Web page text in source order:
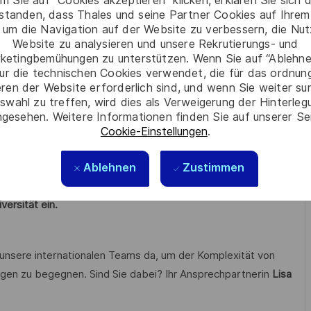
dass Thales und seine Partner Cookies auf
um die Navigation auf der Website zu verbessern, die
Website zu analysieren und unsere Rekrutierungs- und
zu unterstützen. Wenn Sie auf
die technischen Cookies verwendet, die für das
der Website erforderlich sind, und wenn Sie weiter
zu treffen, wird dies als Verweigerung der
Weitere Informationen finden Sie auf unserer
Cookie-Einstellungen.
Ablehnen Zustimmen
in einem dynamischen Umfeld
Kenntnisse im IT-Service-Management
und Entwicklung in Schlüsseltechnologien wie
Technologien.
22,1 Milliarden Euro.
wir zukunftsweisende Perspektiven, verwirklichen
Dies gelingt durch Mut, Vielfalt und den festen Willen,
und inklusiver zu gestalten.
Mit unserer nachhaltigen,
ein.
internationalen Teams da, um der Komplexität von
zu begegnen. Sind Sie dabei? Ihr Ansprechpartnerin Lisa